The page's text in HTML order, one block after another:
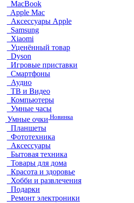
MacBook
Apple Mac
Аксессуары Apple
Samsung
Xiaomi
Уценённый товар
Dyson
Игровые приставки
Смартфоны
Аудио
ТВ и Видео
Компьютеры
Умные часы
Умные очки Новинка
Планшеты
Фототехника
Аксессуары
Бытовая техника
Товары для дома
Красота и здоровье
Хобби и развлечения
Подарки
Ремонт электроники